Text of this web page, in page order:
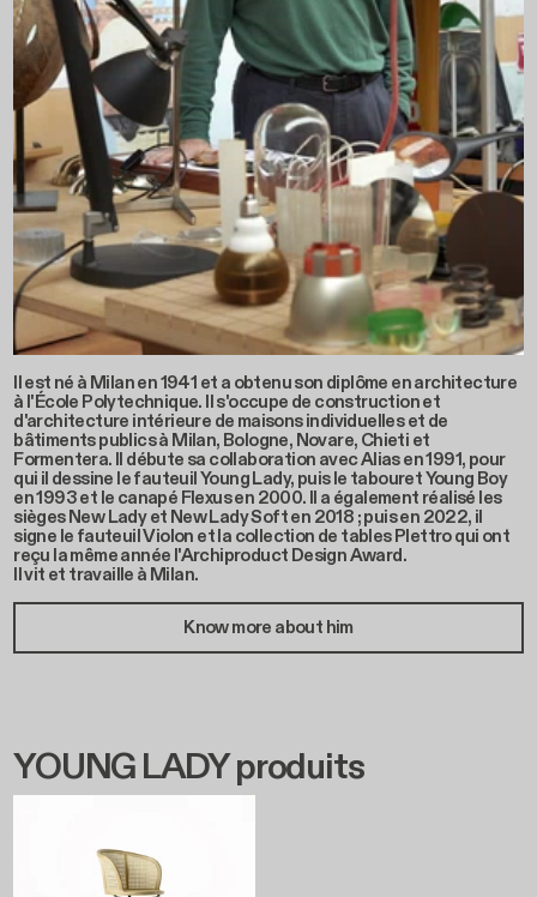
Il est né à Milan en 1941 et a obtenu son diplôme en architecture
à l'École Polytechnique. Il s'occupe de construction et
d'architecture intérieure de maisons individuelles et de
bâtiments publics à Milan, Bologne, Novare, Chieti et
Formentera. Il débute sa collaboration avec Alias en 1991, pour
qui il dessine le fauteuil Young Lady, puis le tabouret Young Boy
en 1993 et le canapé Flexus en 2000. Il a également réalisé les
sièges New Lady et New Lady Soft en 2018 ; puis en 2022, il
signe le fauteuil Violon et la collection de tables Plettro qui ont
reçu la même année l'Archiproduct Design Award.
Il vit et travaille à Milan.
Know more about him
YOUNG LADY produits